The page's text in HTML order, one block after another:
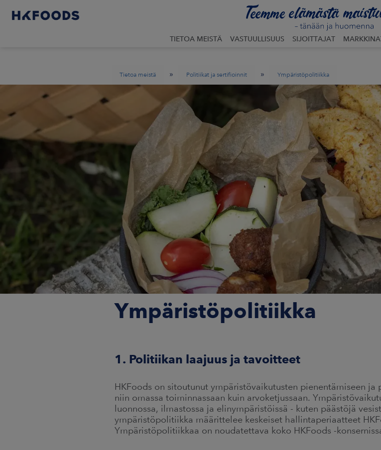
TIETOA MEISTÄ VASTUULLISUUS SIJOITTAJAT
Tietoa meistä » Politiikat ja sertifioinnit » Ympäristöpolitiikka
Ympäristöpolitiikka
1. Politiikan laajuus ja tavoitteet
HKFoods on sitoutunut ympäristövaikutusten pienentämiseen
niin omassa toiminnassaan kuin arvoketjussaan.
luonnossa, ilmastossa ja elinympäristöissä - kuten päästöjä
ympäristöpolitiikka määrittelee keskeiset hallintaperiaatteet
Ympäristöpolitiikkaa on noudatettava koko HKFoods -